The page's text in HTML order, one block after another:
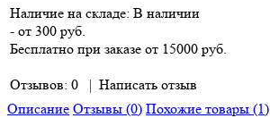
Наличие на складе: В наличии
- от 300 руб.
Бесплатно при заказе от 15000 руб.
Отзывов: 0 | Написать отзыв
Описание Отзывы (0) Похожие товары (1)